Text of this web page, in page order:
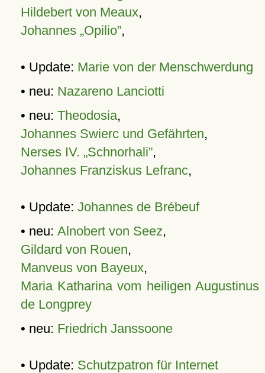
Hildebert von Meaux,
Johannes „Opilio”,
• Update: Marie von der Menschwerdung
• neu: Nazareno Lanciotti
• neu: Theodosia,
Johannes Swierc und Gefährten,
Nerses IV. „Schnorhali”,
Johannes Franziskus Lefranc,
• Update: Johannes de Brébeuf
• neu: Alnobert von Seez,
Gildard von Rouen,
Manveus von Bayeux,
Maria Katharina vom heiligen Augustinus
de Longprey
• neu: Friedrich Janssoone
• Update: Schutzpatron für Internet